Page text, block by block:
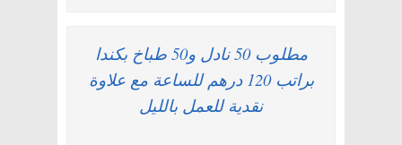
مطلوب 50 نادل و50 طباخ بكندا
براتب 120 درهم للساعة مع علاوة
نقدية للعمل بالليل